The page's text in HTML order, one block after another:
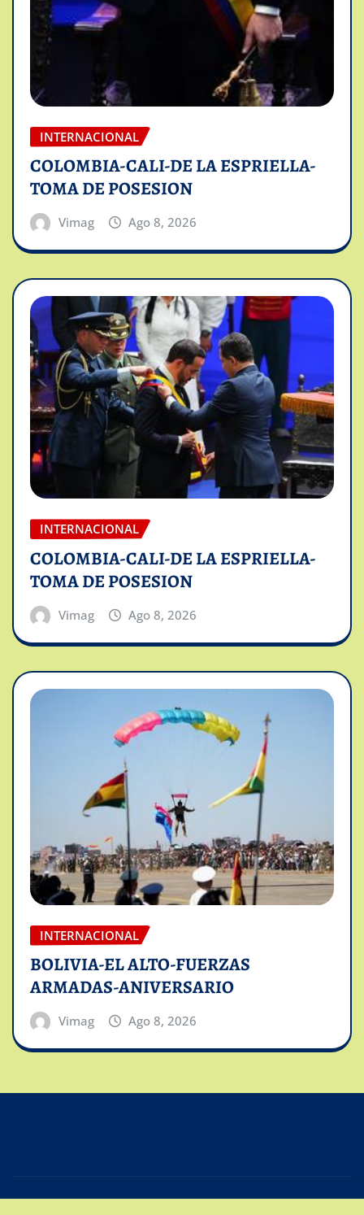
INTERNACIONAL
COLOMBIA-CALI-DE LA ESPRIELLA-
TOMA DE POSESION
Vimag Ago 8, 2026
INTERNACIONAL
COLOMBIA-CALI-DE LA ESPRIELLA-
TOMA DE POSESION
Vimag Ago 8, 2026
INTERNACIONAL
BOLIVIA-EL ALTO-FUERZAS
ARMADAS-ANIVERSARIO
Vimag Ago 8, 2026